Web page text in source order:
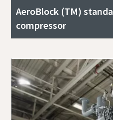
AeroBlock (TM)
compressor